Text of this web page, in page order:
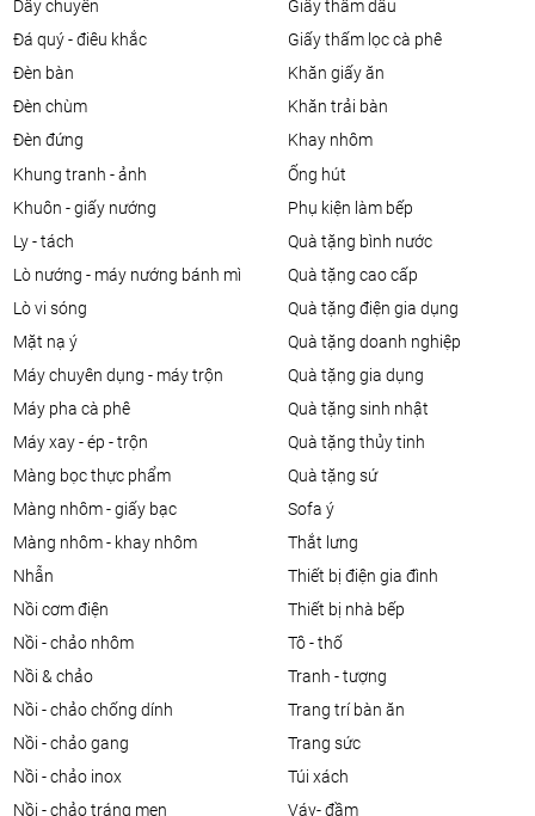
dây chuyền
đá quý - điêu khắc
đèn bàn
đèn chùm
đèn đứng
giấy thấm dầu
giấy thấm lọc cà phê
khăn giấy ăn
khăn trải bàn
khay nhôm
khung tranh - ảnh
khuôn - giấy nướng
ly - tách
lò nướng - máy nướng bánh mì
lò vi sóng
mặt nạ ý
máy chuyên dụng - máy trộn
máy pha cà phê
máy xay - ép - trộn
màng bọc thực phẩm
màng nhôm - giấy bạc
màng nhôm - khay nhôm
nhẫn
nồi cơm điện
nồi - chảo nhôm
nồi & chảo
nồi - chảo chống dính
nồi - chảo gang
nồi - chảo inox
nồi - chảo tráng men
ống hút
phụ kiện làm bếp
quà tặng bình nước
quà tặng cao cấp
quà tặng điện gia dụng
quà tặng doanh nghiệp
quà tặng gia dụng
quà tặng sinh nhật
quà tặng thủy tinh
quà tặng sứ
sofa ý
thắt lưng
thiết bị điện gia đình
thiết bị nhà bếp
tô - thố
tranh - tượng
trang trí bàn ăn
trang sức
túi xách
váy- đầm